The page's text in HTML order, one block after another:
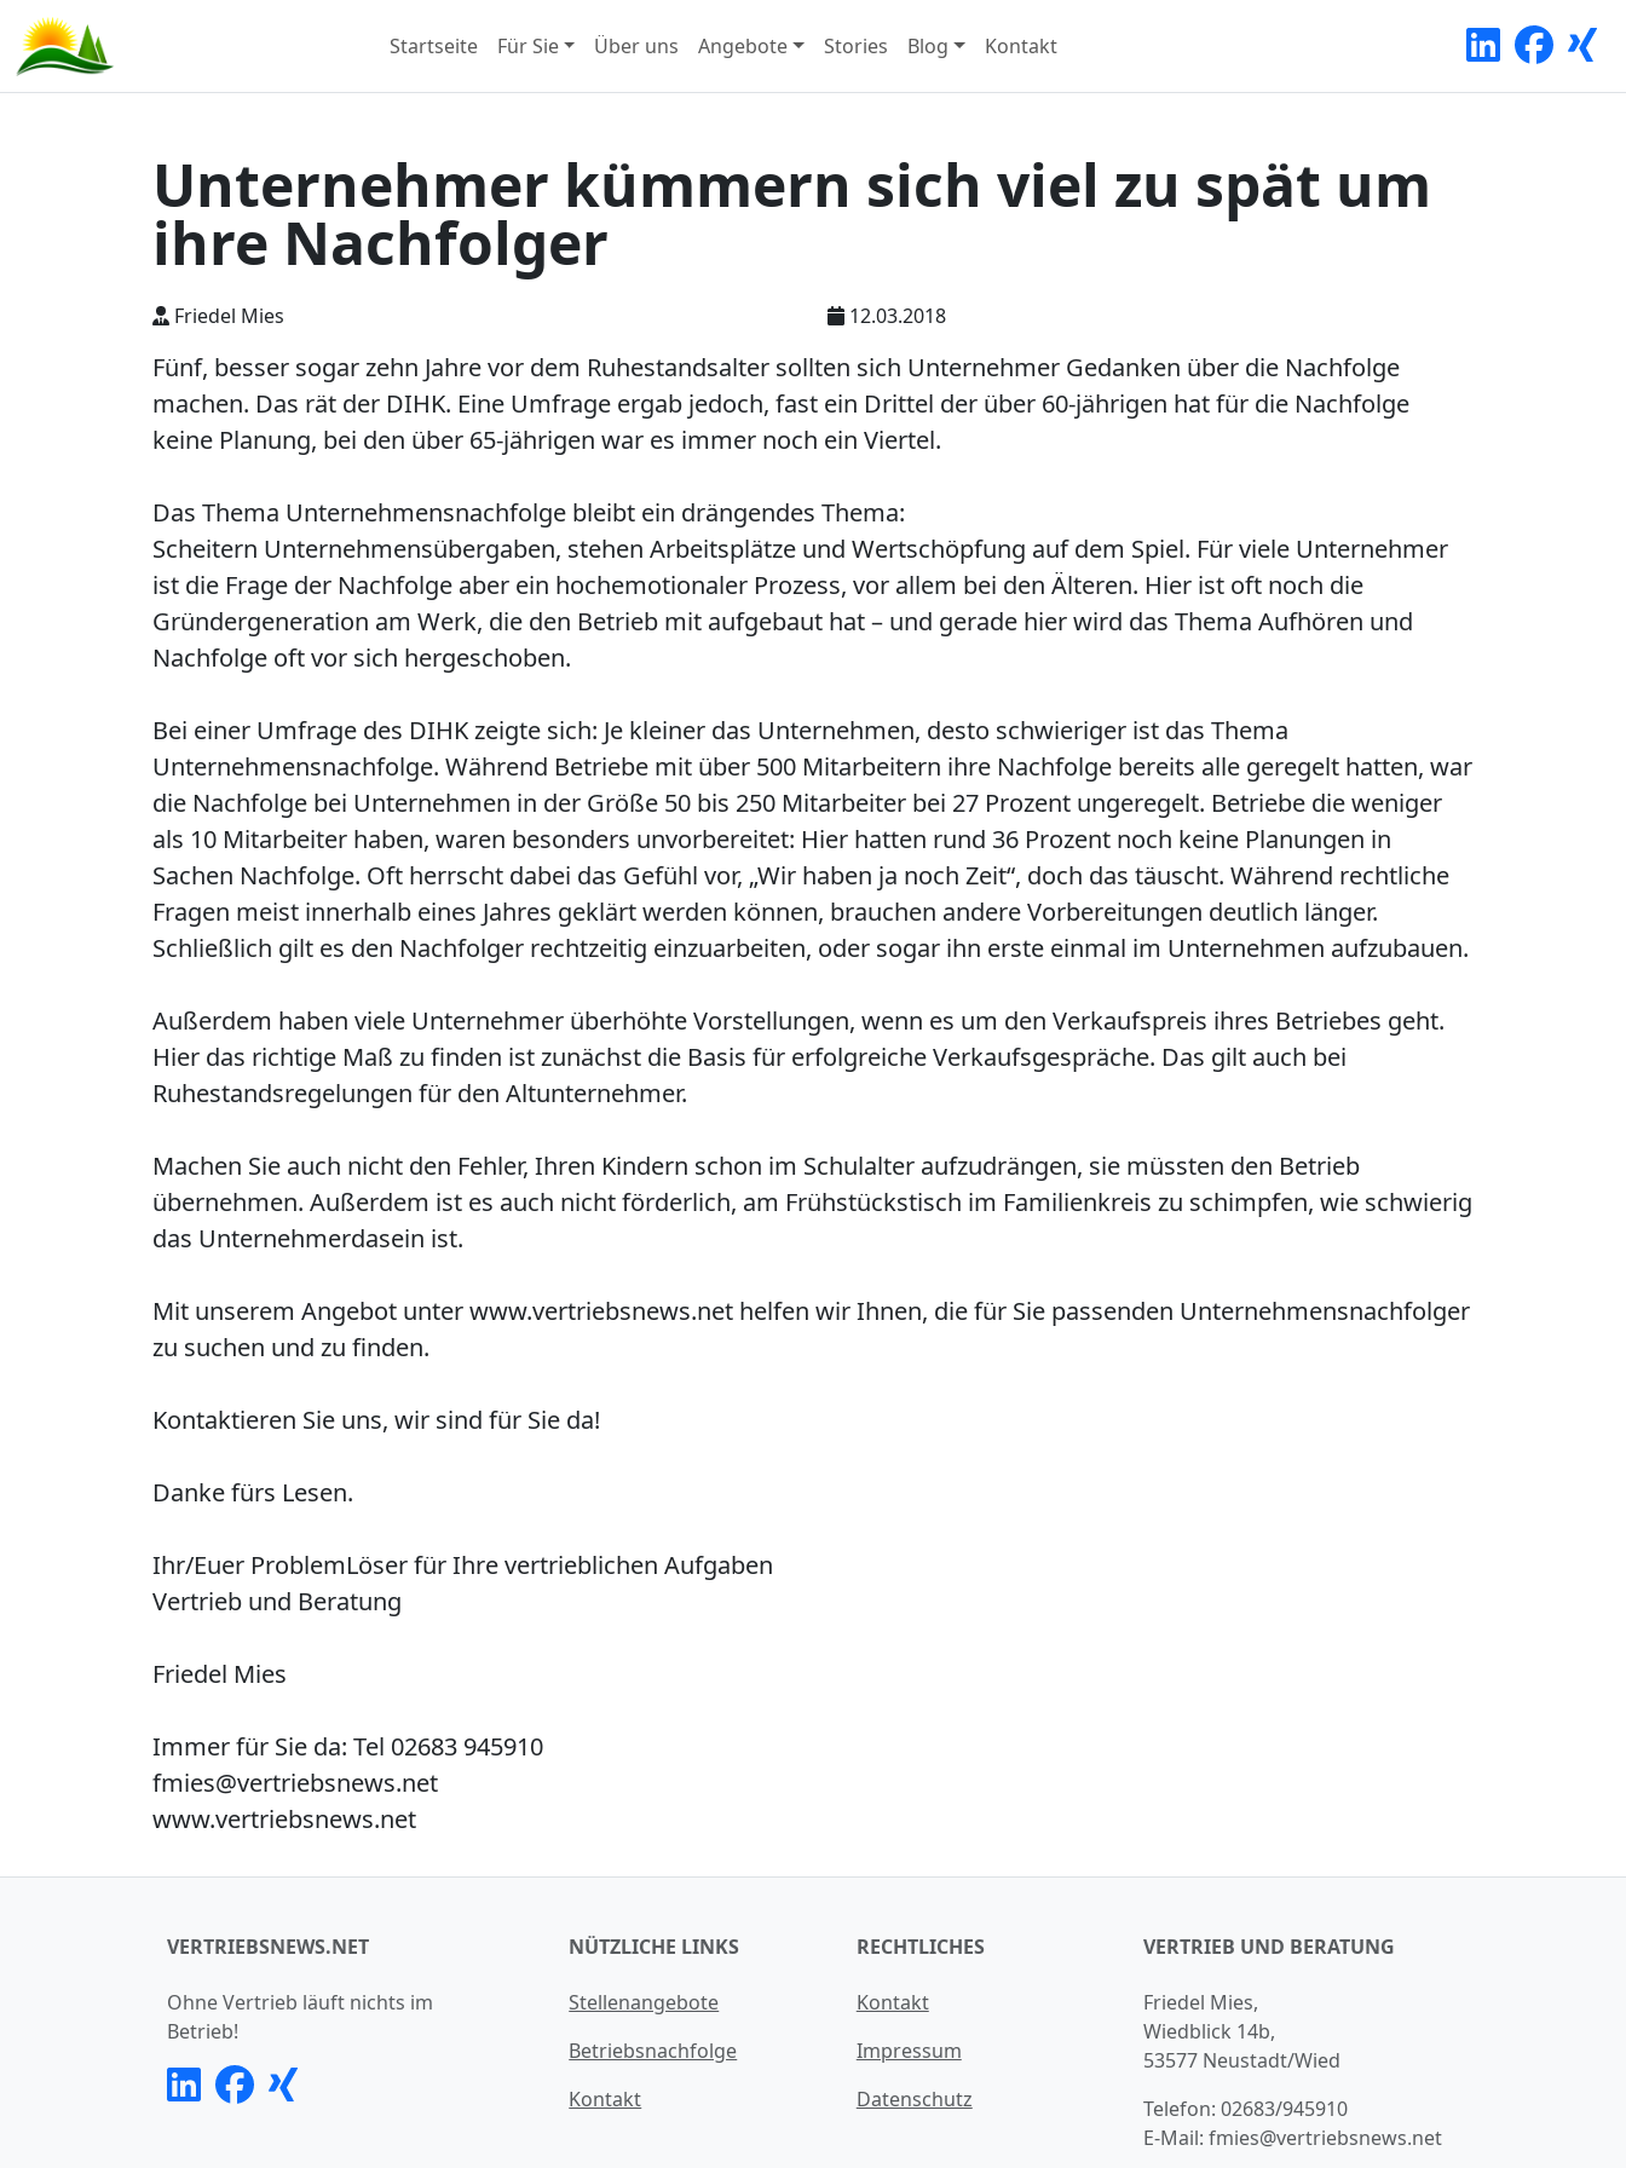
Startseite Für Sie Über uns Angebote Stories Blog Kontakt
Unternehmer kümmern sich viel zu spät um
ihre Nachfolger
Friedel Mies 12.03.2018
Fünf, besser sogar zehn Jahre vor dem Ruhestandsalter sollten sich Unternehmer Gedanken über die Nachfolge
machen. Das rät der DIHK. Eine Umfrage ergab jedoch, fast ein Drittel der über 60-jährigen hat für die Nachfolge
keine Planung, bei den über 65-jährigen war es immer noch ein Viertel.
Das Thema Unternehmensnachfolge bleibt ein drängendes Thema:
Scheitern Unternehmensübergaben, stehen Arbeitsplätze und Wertschöpfung auf dem Spiel. Für viele Unternehmer
ist die Frage der Nachfolge aber ein hochemotionaler Prozess, vor allem bei den Älteren. Hier ist oft noch die
Gründergeneration am Werk, die den Betrieb mit aufgebaut hat – und gerade hier wird das Thema Aufhören und
Nachfolge oft vor sich hergeschoben.
Bei einer Umfrage des DIHK zeigte sich: Je kleiner das Unternehmen, desto schwieriger ist das Thema
Unternehmensnachfolge. Während Betriebe mit über 500 Mitarbeitern ihre Nachfolge bereits alle geregelt hatten, war
die Nachfolge bei Unternehmen in der Größe 50 bis 250 Mitarbeiter bei 27 Prozent ungeregelt. Betriebe die weniger
als 10 Mitarbeiter haben, waren besonders unvorbereitet: Hier hatten rund 36 Prozent noch keine Planungen in
Sachen Nachfolge. Oft herrscht dabei das Gefühl vor, „Wir haben ja noch Zeit“, doch das täuscht. Während rechtliche
Fragen meist innerhalb eines Jahres geklärt werden können, brauchen andere Vorbereitungen deutlich länger.
Schließlich gilt es den Nachfolger rechtzeitig einzuarbeiten, oder sogar ihn erste einmal im Unternehmen aufzubauen.
Außerdem haben viele Unternehmer überhöhte Vorstellungen, wenn es um den Verkaufspreis ihres Betriebes geht.
Hier das richtige Maß zu finden ist zunächst die Basis für erfolgreiche Verkaufsgespräche. Das gilt auch bei
Ruhestandsregelungen für den Altunternehmer.
Machen Sie auch nicht den Fehler, Ihren Kindern schon im Schulalter aufzudrängen, sie müssten den Betrieb
übernehmen. Außerdem ist es auch nicht förderlich, am Frühstückstisch im Familienkreis zu schimpfen, wie schwierig
das Unternehmerdasein ist.
Mit unserem Angebot unter www.vertriebsnews.net helfen wir Ihnen, die für Sie passenden Unternehmensnachfolger
zu suchen und zu finden.
Kontaktieren Sie uns, wir sind für Sie da!
Danke fürs Lesen.
Ihr/Euer ProblemLöser für Ihre vertrieblichen Aufgaben
Vertrieb und Beratung
Friedel Mies
Immer für Sie da: Tel 02683 945910
fmies@vertriebsnews.net
www.vertriebsnews.net
VERTRIEBSNEWS.NET
Ohne Vertrieb läuft nichts im
Betrieb!
NÜTZLICHE LINKS
Stellenangebote
Betriebsnachfolge
Kontakt
RECHTLICHES
Kontakt
Impressum
Datenschutz
VERTRIEB UND BERATUNG
Friedel Mies,
Wiedblick 14b,
53577 Neustadt/Wied
Telefon: 02683/945910
E-Mail: fmies@vertriebsnews.net